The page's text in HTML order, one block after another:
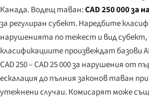
Канада. Водещ таван:CAD 250 000 за
за регулиран субект. Наредбите
нарушенията по тежест и вид
класификациите произвеждат базови
CAD 250 – CAD 25 000 за нарушения от
ескалация до пълния законов таван
утежнени случаи. Комисарят може